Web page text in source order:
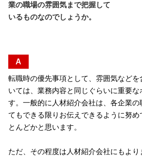
業の職場の雰囲気まで把握して
いるものなのでしょうか。
A
転職時の優先事項として、雰囲気などを
いては、業務内容と同じぐらいに重要な
す。一般的に人材紹介会社は、各企業の
てもできる限りお伝えできるように努め
とんどかと思います。
ただ、その程度は人材紹介会社にもより